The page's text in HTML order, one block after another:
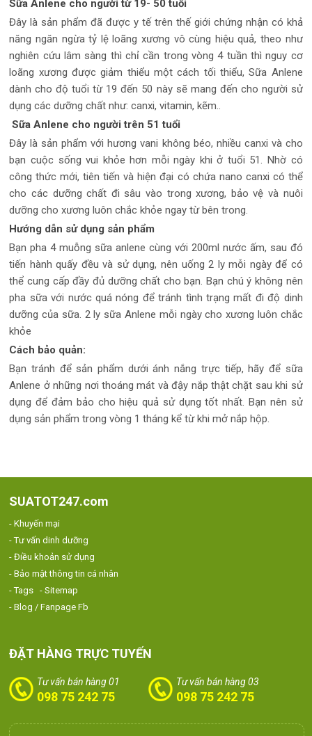
Sữa Anlene cho người từ 19- 50 tuổi
Đây là sản phẩm đã được y tế trên thế giới chứng nhận có khả
năng ngăn ngừa tỷ lệ loãng xương vô cùng hiệu quả, theo như
nghiên cứu lâm sàng thì chỉ cần trong vòng 4 tuần thì nguy cơ
loãng xương được giảm thiểu một cách tối thiểu, Sữa Anlene
dành cho độ tuổi từ 19 đến 50 này sẽ mang đến cho người sử
dụng các dưỡng chất như: canxi, vitamin, kẽm..
Sữa Anlene cho người trên 51 tuổi
Đây là sản phẩm với hương vani không béo, nhiều canxi và cho
bạn cuộc sống vui khỏe hơn mỗi ngày khi ở tuổi 51. Nhờ có
công thức mới, tiên tiến và hiện đại có chứa nano canxi có thể
cho các dưỡng chất đi sâu vào trong xương, bảo vệ và nuôi
dưỡng cho xương luôn chắc khỏe ngay từ bên trong.
Hướng dẫn sử dụng sản phẩm
Bạn pha 4 muỗng sữa anlene cùng với 200ml nước ấm, sau đó
tiến hành quấy đều và sử dụng, nên uống 2 ly mỗi ngày để có
thể cung cấp đầy đủ dưỡng chất cho bạn. Bạn chú ý không nên
pha sữa với nước quá nóng để tránh tình trạng mất đi độ dinh
dưỡng của sữa. 2 ly sữa Anlene mỗi ngày cho xương luôn chắc
khỏe
Cách bảo quản:
Bạn tránh để sản phẩm dưới ánh nắng trực tiếp, hãy để sữa
Anlene ở những nơi thoáng mát và đậy nắp thật chặt sau khi sử
dụng để đảm bảo cho hiệu quả sử dụng tốt nhất. Bạn nên sử
dụng sản phẩm trong vòng 1 tháng kể từ khi mở nắp hộp.
SUATOT247.com
- Khuyến mại
- Tư vấn dinh dưỡng
- Điều khoản sử dụng
- Bảo mật thông tin cá nhân
- Tags
- Sitemap
- Blog / Fanpage Fb
ĐẶT HÀNG TRỰC TUYẾN
Tư vấn bán hàng 01
098 75 242 75
Tư vấn bán hàng 03
098 75 242 75